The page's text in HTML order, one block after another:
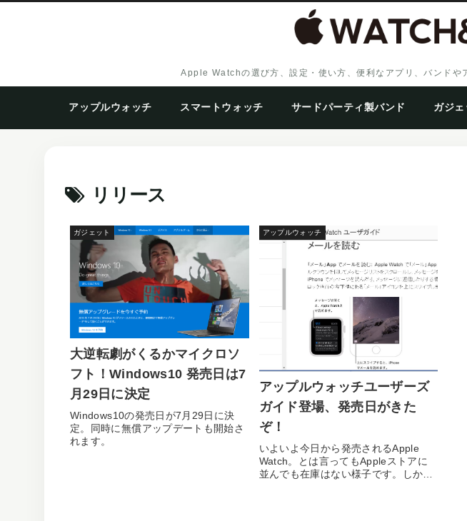
Apple Watchの選び方、設定・使い方、便利なアプリ、バンドや
アップルウォッチ スマートウォッチ サードパーティ製バンド ガジェ
リリース
ガジェット
大逆転劇がくるかマイクロソ
フト！Windows10 発売日は7
月29日に決定
Windows10の発売日が7月29日に決
定。同時に無償アップデートも開始さ
れます。
アップルウォッチ
アップルウォッチユーザーズ
ガイド登場、発売日がきた
ぞ！
いよいよ今日から発売されるApple
Watch。とは言ってもAppleストアに
並んでも在庫はない様子です。しか